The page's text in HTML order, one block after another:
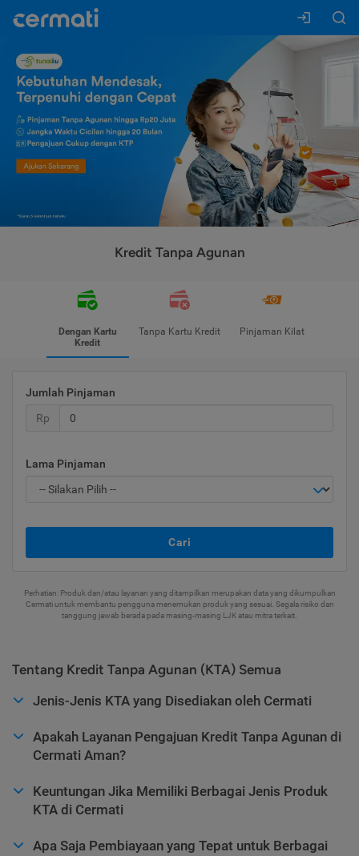
Kredit Tanpa Agunan
Dengan Kartu
Kredit
Tanpa Kartu Kredit Pinjaman Kilat
Jumlah Pinjaman
Rp
Lama Pinjaman
Cari
Perhatian: Produk dan/atau layanan yang ditampilkan merupakan data yang dikumpulkan
Cermati untuk membantu pengguna menemukan produk yang sesuai. Segala risiko dan
tanggung jawab berada pada masing-masing LJK atau mitra terkait.
Tentang Kredit Tanpa Agunan (KTA) Semua
Jenis-Jenis KTA yang Disediakan oleh Cermati
Apakah Layanan Pengajuan Kredit Tanpa Agunan di
Cermati Aman?
Keuntungan Jika Memiliki Berbagai Jenis Produk
KTA di Cermati
Apa Saja Pembiayaan yang Tepat untuk Berbagai